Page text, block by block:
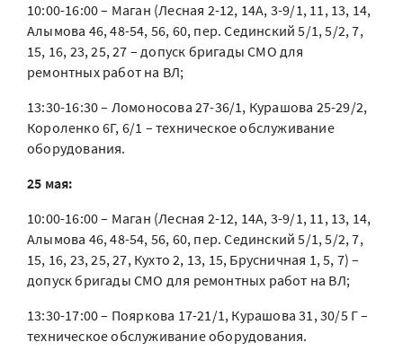
10:00-16:00 – Маган (Лесная 2-12, 14А, 3-9/1, 11, 13, 14,
Алымова 46, 48-54, 56, 60, пер. Сединский 5/1, 5/2, 7,
15, 16, 23, 25, 27 – допуск бригады СМО для
ремонтных работ на ВЛ;
13:30-16:30 – Ломоносова 27-36/1, Курашова 25-29/2,
Короленко 6Г, 6/1 – техническое обслуживание
оборудования.
25 мая:
10:00-16:00 – Маган (Лесная 2-12, 14А, 3-9/1, 11, 13, 14,
Алымова 46, 48-54, 56, 60, пер. Сединский 5/1, 5/2, 7,
15, 16, 23, 25, 27, Кухто 2, 13, 15, Брусничная 1, 5, 7) –
допуск бригады СМО для ремонтных работ на ВЛ;
13:30-17:00 – Пояркова 17-21/1, Курашова 31, 30/5 Г –
техническое обслуживание оборудования.